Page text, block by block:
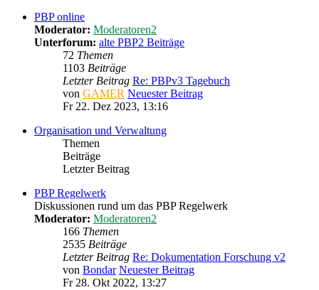
PBP online
Moderator: Moderatoren2
Unterforum: alte PBP2 Beiträge
72 Themen
1103 Beiträge
Letzter Beitrag Re: PBPv3 Tagebuch
von GAMER Neuester Beitrag
Fr 22. Dez 2023, 13:16
Organisation und Verwaltung
Themen
Beiträge
Letzter Beitrag
PBP Regelwerk
Diskussionen rund um das PBP Regelwerk
Moderator: Moderatoren2
166 Themen
2535 Beiträge
Letzter Beitrag Re: Dokumentation Forschung v2
von Bondar Neuester Beitrag
Fr 28. Okt 2022, 13:27